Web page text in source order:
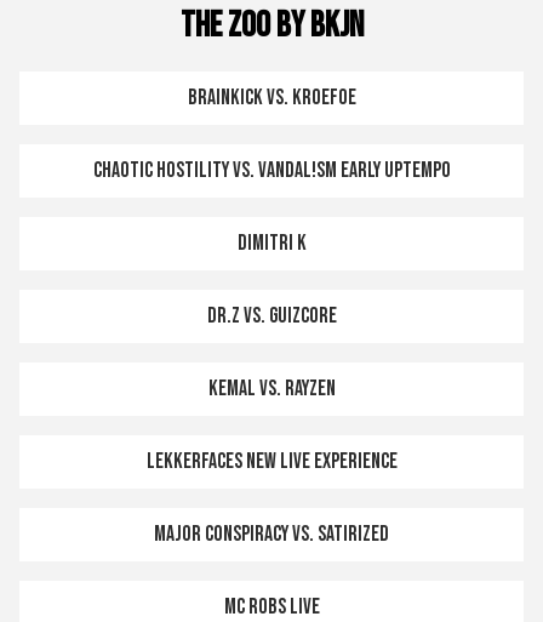
THE ZOO by BKJN
Brainkick vs. Kroefoe
Chaotic Hostility vs. Vandal!sm EARLY UPTEMPO
Dimitri K
Dr.Z vs. Guizcore
KEMAL vs. Rayzen
Lekkerfaces NEW LIVE EXPERIENCE
Major Conspiracy vs. Satirized
MC Robs LIVE